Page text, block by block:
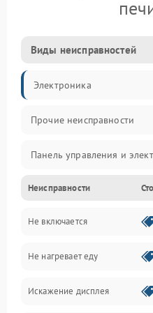
Виды неисправностей
Электроника
Прочие неисправности
Панель управления и
Дверца и корпус
Механика и внутренние
Механические
Питание и запуск
Неисправности
Не включается
Не нагревает еду
Искажение дисплея